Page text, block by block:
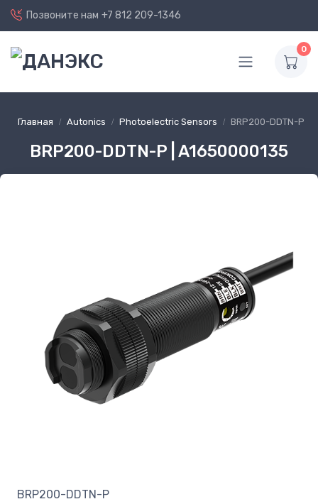
Позвоните нам +7 812 209-1346
0
Главная Autonics Photoelectric Sensors BRP200-DDTN-P
BRP200-DDTN-P | A1650000135
BRP200-DDTN-P